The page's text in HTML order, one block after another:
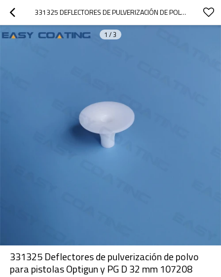
331325 DEFLECTORES DE PULVERIZACIÓN DE POLVO PARA PISTOLAS OPTIGUN Y PG D 32 MM 107208
1 /3
331325 Deflectores de pulverización de polvo
para pistolas Optigun y PG D 32 mm 107208